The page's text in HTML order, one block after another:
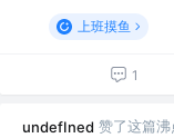
上班摸鱼
1
undefIned 赞了这篇沸